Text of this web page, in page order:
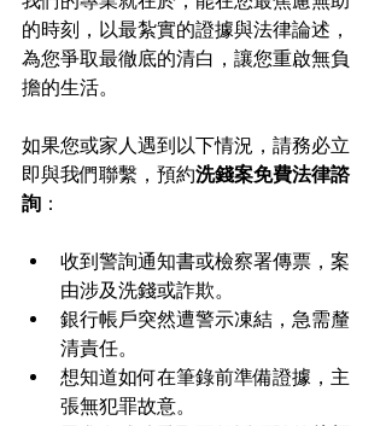
的時刻，以最紮實的證據與法律論述，
為您爭取最徹底的清白，讓您重啟無負
擔的生活。
如果您或家人遇到以下情況，請務必立
即與我們聯繫，預約洗錢案免費法律諮
詢 ：
收到警詢通知書或檢察署傳票，案
由涉及洗錢或詐欺。
銀行帳戶突然遭警示凍結，急需釐
清責任。
想知道如何在筆錄前準備證據，主
張無犯罪故意。